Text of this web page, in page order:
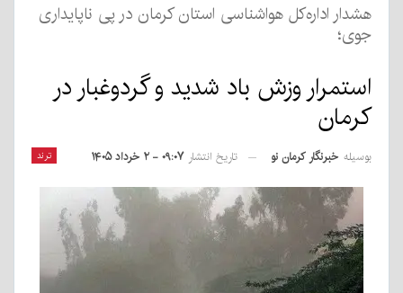
هشدار اداره‌کل هواشناسی استان کرمان در پی ناپایداری
جوی؛
استمرار وزش باد شدید و گردوغبار در
کرمان
ترند بوسیله خبرنگار کرمان نو تاریخ انتشار ۰۹:۰۷ - ۲ خرداد ۱۴۰۵